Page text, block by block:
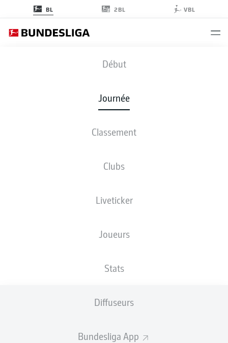
BL 2BL VBL
Début
Journée
Classement
Clubs
Liveticker
Joueurs
Stats
Diffuseurs
Bundesliga App
M05 - BMG
COMPOSITIONS STATISTIQUES
Les compositions seront annoncées